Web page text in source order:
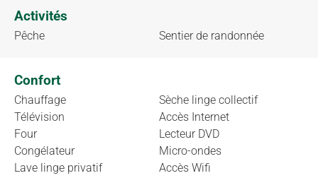
Activités
Pêche Sentier de randonnée
Confort
Chauffage
Télévision
Four
Congélateur
Lave linge privatif
Sèche linge collectif
Accès Internet
Lecteur DVD
Micro-ondes
Accès Wifi